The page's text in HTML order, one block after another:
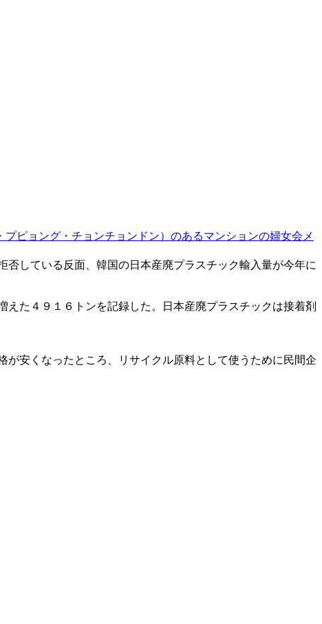
ピョング・チョンチョンドン）のあるマンションの婦女会メ
している反面、韓国の日本産廃プラスチック輸入量が今年に
た４９１６トンを記録した。日本産廃プラスチックは接着剤
安くなったところ、リサイクル原料として使うために民間企